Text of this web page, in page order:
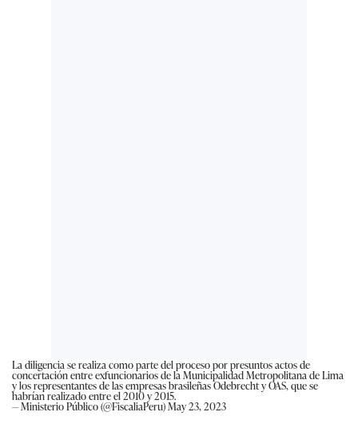
La diligencia se realiza como parte del proceso por presuntos actos de
concertación entre exfuncionarios de la Municipalidad Metropolitana de Lima
y los representantes de las empresas brasileñas Odebrecht y OAS, que se
habrían realizado entre el 2010 y 2015.
— Ministerio Público (@FiscaliaPeru)May 23, 2023